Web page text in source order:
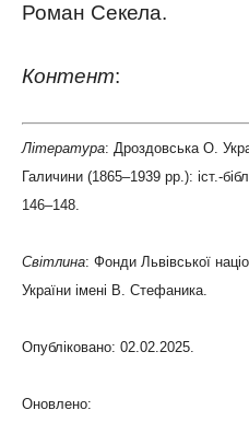
Роман Секела.
Контент:
Література: Дроздовська О.
Галичини (1865–1939 рр.): іст.-
146–148.
Світлина: Фонди Львівської
України імені В. Стефаника.
Опубліковано: 02.02.2025.
Оновлено: